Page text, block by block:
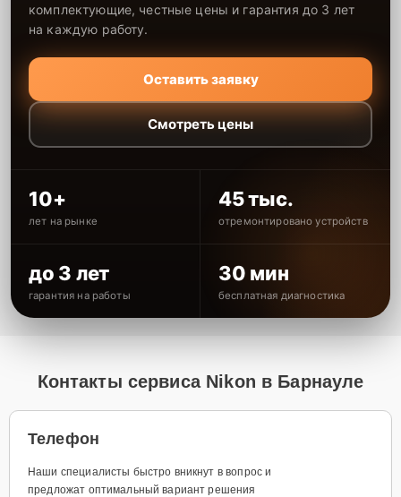
комплектующие, честные цены и гарантия до 3 лет
на каждую работу.
Оставить заявку
Смотреть цены
10+
лет на рынке
45 тыс.
отремонтировано устройств
до 3 лет
гарантия на работы
30 мин
бесплатная диагностика
Контакты сервиса Nikon в Барнауле
Телефон
Наши специалисты быстро вникнут в вопрос и
предложат оптимальный вариант решения